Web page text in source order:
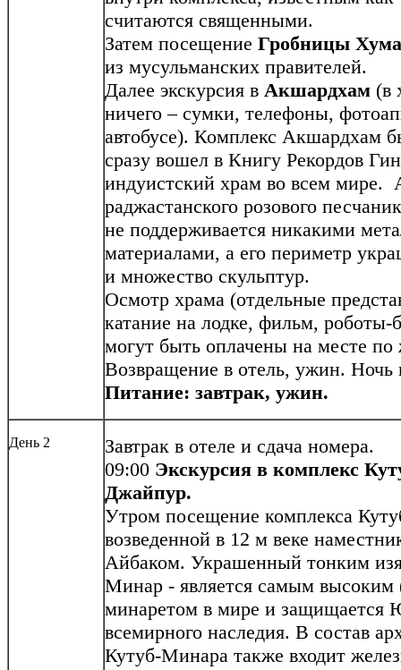
считаются священными.
Затем посещение Гробницы
из мусульманских правителей.
Далее экскурсия в Акшардхам (в
ничего – сумки, телефоны,
автобусе). Комплекс Акшардхам
сразу вошел в Книгу Рекордов
индуистский храм во всем мире.
раджастанского розового
не поддерживается никакими
материалами, а его периметр
и множество скульптур.
Осмотр храма (отдельные
катание на лодке, фильм, роботы-
могут быть оплачены на месте
Возвращение в отель, ужин. Ночь
Питание: завтрак, ужин.
День 2
Завтрак в отеле и сдача номера.
09:00 Экскурсия в комплекс
Джайпур.
Утром посещение комплекса
возведенной в 12 м веке
Айбаком. Украшенный тонким
Минар - является самым
минаретом в мире и
всемирного наследия. В состав
Кутуб-Минара также входит